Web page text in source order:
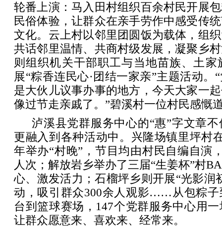
轮番上演：马入田村组织百余村民开展
民俗体验，让群众在亲手劳作中感受传
文化。云上村以邻里团圆饭为载体，组
共话邻里温情、共商村级发展，凝聚乡
则组织机关干部职工与当地苗族、土
展“粽香连民心·团结一家亲”主题活动。
是大伙儿议事办事的地方，今天大家一
像过节走亲戚了。”碧溪村一位村民感慨
泸溪县党群服务中心的“惠”字文章
更融入到各种活动中。兴隆场镇里坪村
年举办“村晚”，节目均由村民自编自演
人次；解放岩乡举办了三届“生姜杯”村
心、激发活力；石榴坪乡则开展“光影润
动，吸引群众300余人观影……从包粽子
台到篮球赛场，147个党群服务中心用
让群众愿意来、喜欢来、经常来。